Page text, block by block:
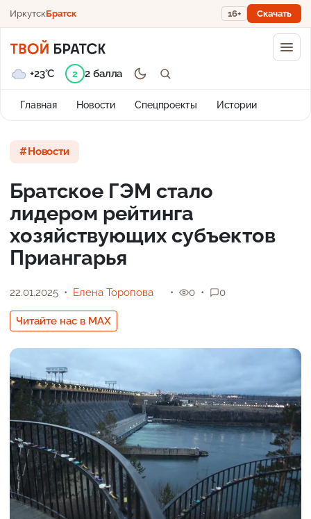
ИркутскБратск 16+ Скачать
Главная Новости Спецпроекты Истории
+23°C 2 2 балла
Новости
Братское ГЭМ стало
лидером рейтинга
хозяйствующих субъектов
Приангарья
22.01.2025 Елена Торопова
Читайте нас в MAX
0 0